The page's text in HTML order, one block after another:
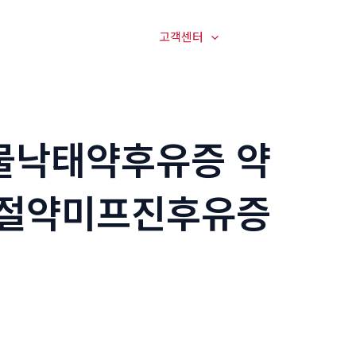
고객센터
태약후유증 약
약미프진후유증